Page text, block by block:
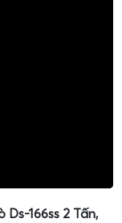
166ss 2 Tấn,